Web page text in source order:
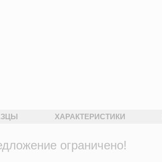
ХАРАКТЕРИСТИКИ
ограничено!